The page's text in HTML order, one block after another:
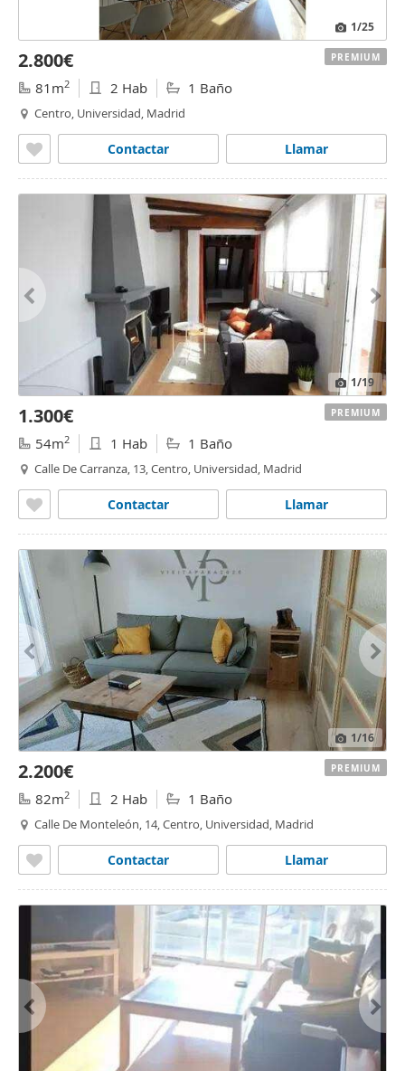
1/25
2.800€
81m2 2 Hab 1 Baño
Centro, Universidad, Madrid
Llamar
Contactar
PREMIUM
1/19
1.300€
54m2 1 Hab 1 Baño
Calle De Carranza, 13, Centro, Universidad, Madrid
Llamar
Contactar
PREMIUM
1/16
2.200€
82m2 2 Hab 1 Baño
Calle De Monteleón, 14, Centro, Universidad, Madrid
Llamar
Contactar
PREMIUM